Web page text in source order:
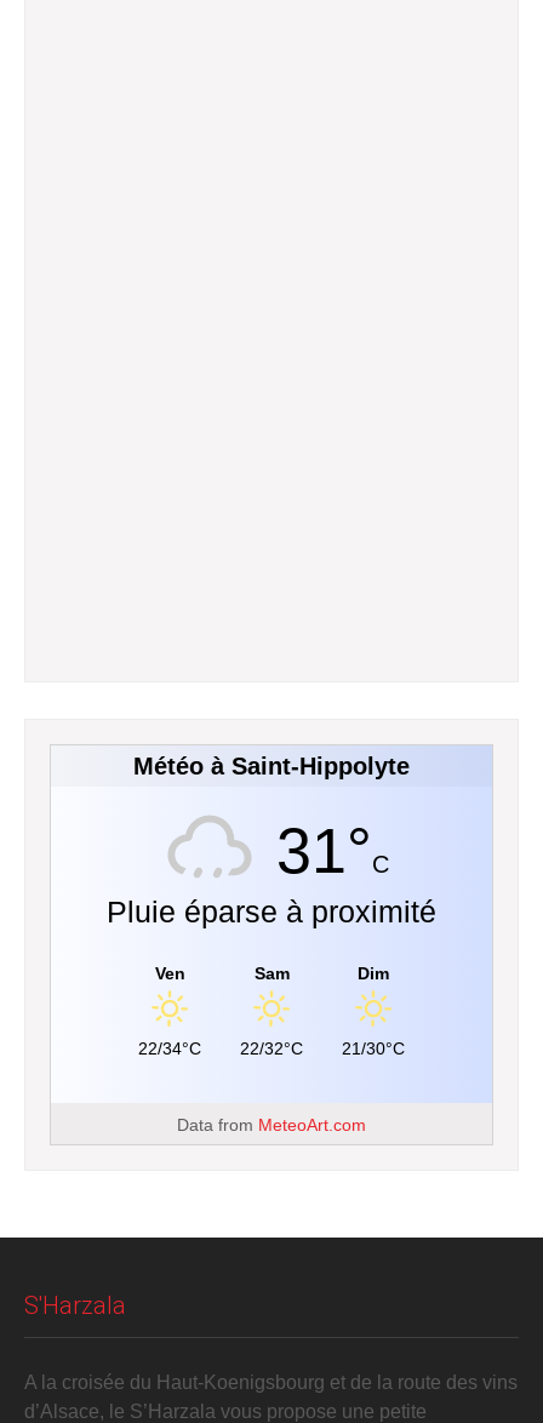
Météo à Saint-Hippolyte
31°C
Pluie éparse à proximité
Ven
22/34°C
Sam
22/32°C
Dim
21/30°C
Data from MeteoArt.com
S'Harzala
A la croisée du Haut-Koenigsbourg et de la route des vins
d’Alsace, le S’Harzala vous propose une petite